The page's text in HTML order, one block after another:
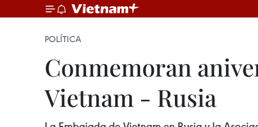
POLÍTICA
Conmemoran
Vietnam - Rusia